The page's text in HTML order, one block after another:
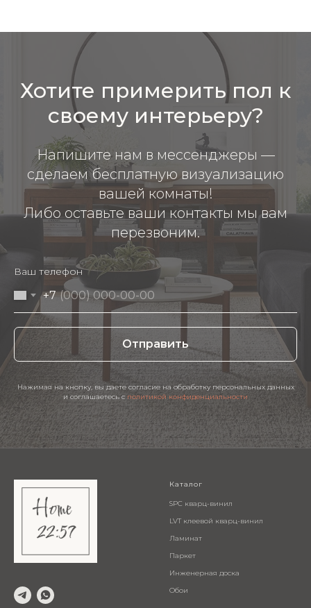
Хотите примерить пол к
своему интерьеру?
Напишите нам в мессенджеры —
сделаем бесплатную визуализацию
вашей комнаты!
Либо оставьте ваши контакты мы вам
перезвоним.
Ваш телефон
+7
Отправить
Нажимая на кнопку, вы даете согласие на обработку персональных данных
и соглашаетесь c политикой конфиденциальности
Каталог
SPC кварц-винил
LVT клеевой кварц-винил
Ламинат
Паркет
Инженерная доска
Обои